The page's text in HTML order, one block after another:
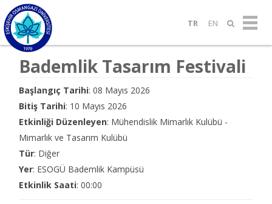
TR EN
Bademlik Tasarım Festivali
Başlangıç Tarihi: 08 Mayıs 2026
Bitiş Tarihi: 10 Mayıs 2026
Etkinliği Düzenleyen: Mühendislik Mimarlık Kulübü -
Mimarlık ve Tasarım Kulübü
Tür: Diğer
Yer: ESOGÜ Bademlik Kampüsü
Etkinlik Saati: 00:00